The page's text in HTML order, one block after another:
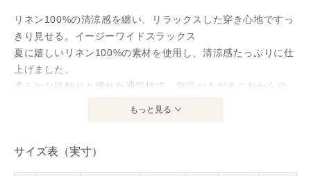
リネン100%の清涼感を纏い、リラックスした穿き心地ですっ
きり見せる。イージーワイドスラックス
夏に嬉しいリネン100%の素材を使用し、清涼感たっぷりに仕
上げました。
柔らかな肌触りと優れた通気性で、気温が上がるこれからの
フロントのタックデザインと、後ろ身頃のギャザーが腰まわ
もっと見る
サイズ表（実寸）